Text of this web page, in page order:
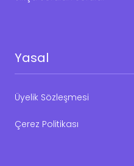
Yasal
Üyelik Sözleşmesi
Çerez Politikası